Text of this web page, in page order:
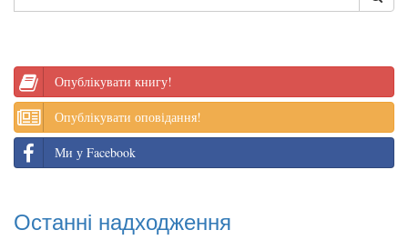
Опублікувати книгу!
Опублікувати оповідання!
Ми у Facebook
Останні надходження